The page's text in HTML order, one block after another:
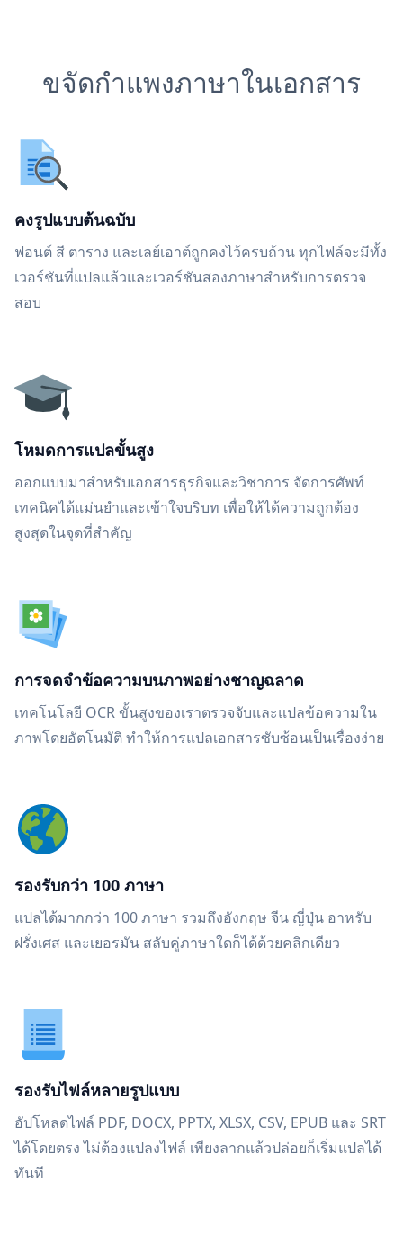
ขจัดกำแพงภาษาในเอกสาร
คงรูปแบบต้นฉบับ
ฟอนต์ สี ตาราง และเลย์เอาต์ถูกคงไว้ครบถ้วน ทุกไฟล์จะมีทั้ง
เวอร์ชันที่แปลแล้วและเวอร์ชันสองภาษาสำหรับการตรวจ
สอบ
โหมดการแปลขั้นสูง
ออกแบบมาสำหรับเอกสารธุรกิจและวิชาการ จัดการศัพท์
เทคนิคได้แม่นยำและเข้าใจบริบท เพื่อให้ได้ความถูกต้อง
สูงสุดในจุดที่สำคัญ
การจดจำข้อความบนภาพอย่างชาญฉลาด
เทคโนโลยี OCR ขั้นสูงของเราตรวจจับและแปลข้อความใน
ภาพโดยอัตโนมัติ ทำให้การแปลเอกสารซับซ้อนเป็นเรื่องง่าย
รองรับกว่า 100 ภาษา
แปลได้มากกว่า 100 ภาษา รวมถึงอังกฤษ จีน ญี่ปุ่น อาหรับ
ฝรั่งเศส และเยอรมัน สลับคู่ภาษาใดก็ได้ด้วยคลิกเดียว
รองรับไฟล์หลายรูปแบบ
อัปโหลดไฟล์ PDF, DOCX, PPTX, XLSX, CSV, EPUB และ SRT
ได้โดยตรง ไม่ต้องแปลงไฟล์ เพียงลากแล้วปล่อยก็เริ่มแปลได้
ทันที